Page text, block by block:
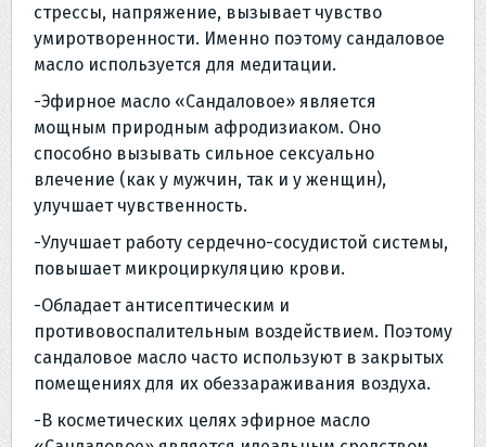
стрессы, напряжение, вызывает чувство
умиротворенности. Именно поэтому сандаловое
масло используется для медитации.
-Эфирное масло «Сандаловое» является
мощным природным афродизиаком. Оно
способно вызывать сильное сексуально
влечение (как у мужчин, так и у женщин),
улучшает чувственность.
-Улучшает работу сердечно-сосудистой системы,
повышает микроциркуляцию крови.
-Обладает антисептическим и
противовоспалительным воздействием. Поэтому
сандаловое масло часто используют в закрытых
помещениях для их обеззараживания воздуха.
-В косметических целях эфирное масло